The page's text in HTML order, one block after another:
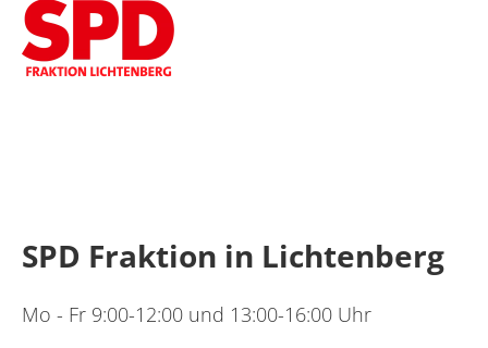
SPD Fraktion in Lichtenberg
Mo - Fr 9:00-12:00 und 13:00-16:00 Uhr